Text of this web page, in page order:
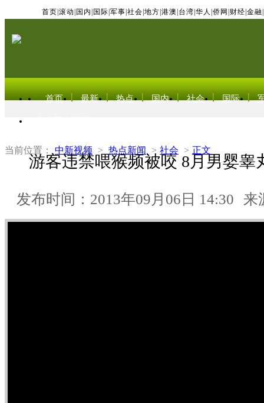
首页 滚动 国内 国际 军事 社会 地方 港澳 台湾 华人 侨网 财经 金融
首页 最新 热点 国内 社会 国际
当前位置： 中新视频 > 热点新闻 > 社会 > 正文
游客违禁喂猴频被咬 8月男婴睾
发布时间：2013年09月06日 14:30 来